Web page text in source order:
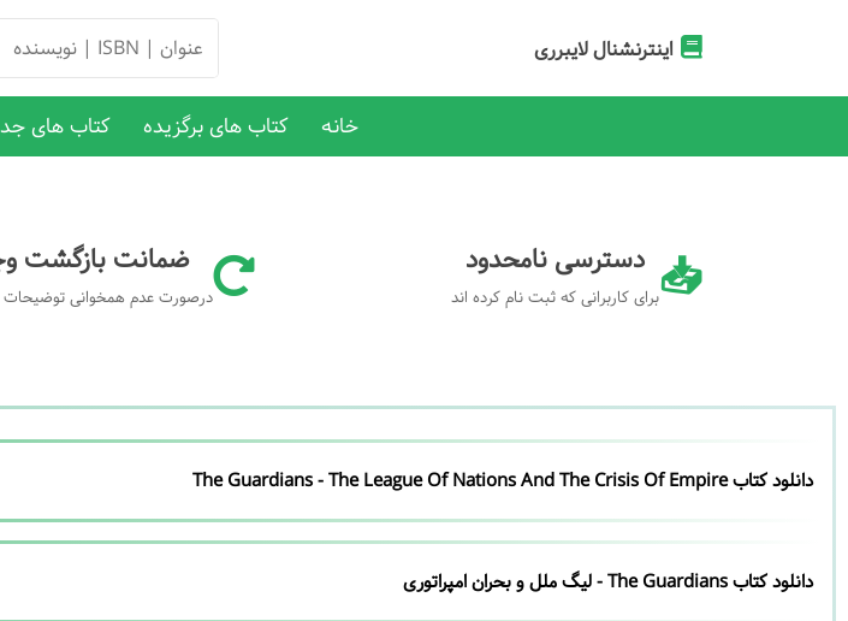
اینترنشنال لایبرری
خانه کتاب های برگزیده کتاب های
دسترسی نامحدود
برای کاربرانی که ثبت نام کرده اند
ضمانت بازگشت
درصورت عدم همخوانی توضیحات
دانلود کتاب The Guardians - The League Of Nations And The Crisis Of Empire
دانلود کتاب The Guardians - لیگ ملل و بحران امپراتوری